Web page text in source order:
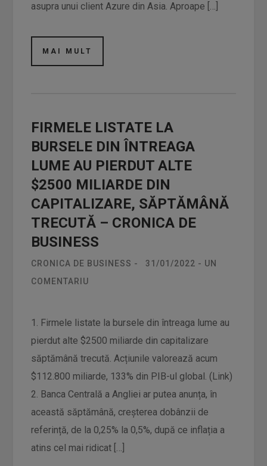
asupra unui client Azure din Asia. Aproape […]
MAI MULT
FIRMELE LISTATE LA
BURSELE DIN ÎNTREAGA
LUME AU PIERDUT ALTE
$2500 MILIARDE DIN
CAPITALIZARE, SĂPTĂMÂNĂ
TRECUTĂ – CRONICA DE
BUSINESS
CRONICA DE BUSINESS - 31/01/2022 - UN
COMENTARIU
1. Firmele listate la bursele din întreaga lume au
pierdut alte $2500 miliarde din capitalizare
săptămână trecută. Acțiunile valorează acum
$112.800 miliarde, 133% din PIB-ul global. (Link)
2. Banca Centrală a Angliei ar putea anunța, în
această săptămână, creșterea dobânzii de
referință, de la 0,25% la 0,5%, după ce inflația a
atins cel mai ridicat […]